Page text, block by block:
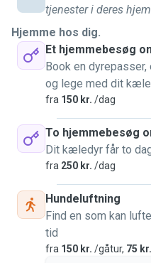
tjenester i deres
Hjemme hos dig.
Et hjemmebesøg
Book en
og lege med dit
fra 150 kr. /dag
To hjemmebesøg
Dit kæledyr får to
fra 250 kr. /dag
Hundeluftning
Find en som kan
tid
fra 150 kr. /gåtur, 75 kr.